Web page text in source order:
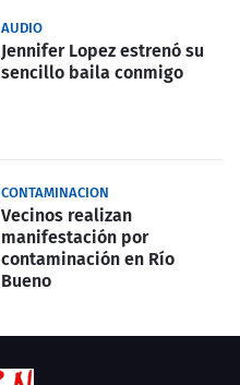
AUDIO
Jennifer Lopez estrenó su
sencillo baila conmigo
CONTAMINACION
Vecinos realizan
manifestación por
contaminación en Río
Bueno